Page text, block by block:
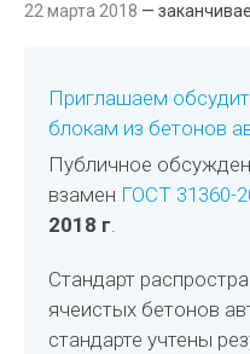
22 марта 2018 —
Приглашаем
блокам из бетонов
Публичное
взамен ГОСТ 31360-
2018 г.
Стандарт
ячеистых бетонов
стандарте учтены